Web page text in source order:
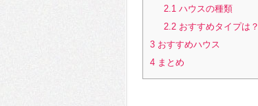
2.1ハウスの種類
2.2おすすめタイプは？
3 おすすめハウス
4 まとめ